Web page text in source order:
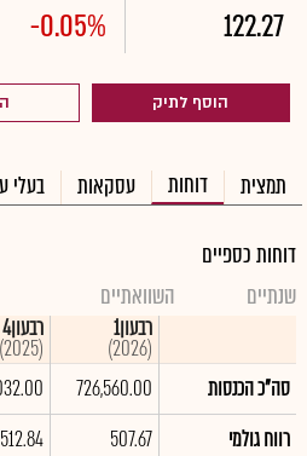
122.27
-0.05%
הוסף לתיק
תמצית דוחות עסקאות בעלי
דוחות כספיים
שנתיים
השוואתיים
רבעון1
(2026)
רבעון4
(2025)
סה"כ הכנסות
726,560.00
רווח גולמי
507.67
512.84